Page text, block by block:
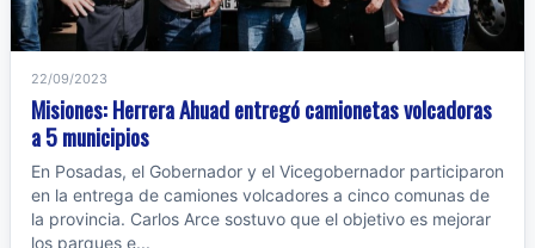
22/09/2023
Misiones: Herrera Ahuad entregó camionetas volcadoras
a 5 municipios
En Posadas, el Gobernador y el Vicegobernador participaron
en la entrega de camiones volcadores a cinco comunas de
la provincia. Carlos Arce sostuvo que el objetivo es mejorar
los parques e...